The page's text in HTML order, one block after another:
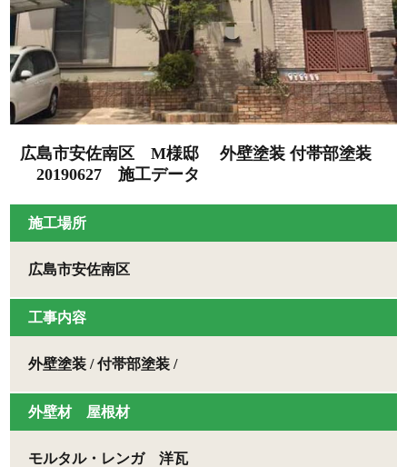
広島市安佐南区 M様邸 外壁塗装 付帯部塗装
20190627 施工データ
施工場所
広島市安佐南区
工事内容
外壁塗装 / 付帯部塗装 /
外壁材 屋根材
モルタル・レンガ 洋瓦